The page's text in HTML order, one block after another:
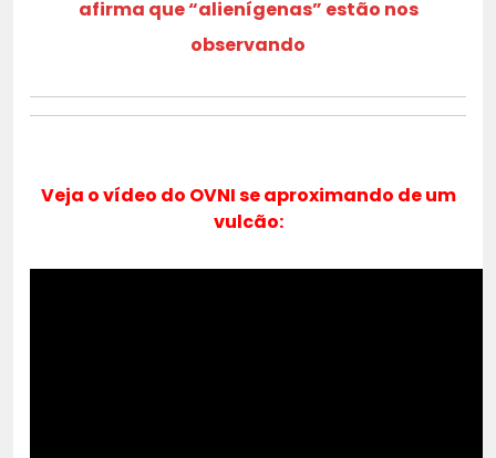
afirma que “alienígenas” estão nos
observando
Veja o vídeo do OVNI se aproximando de um
vulcão: